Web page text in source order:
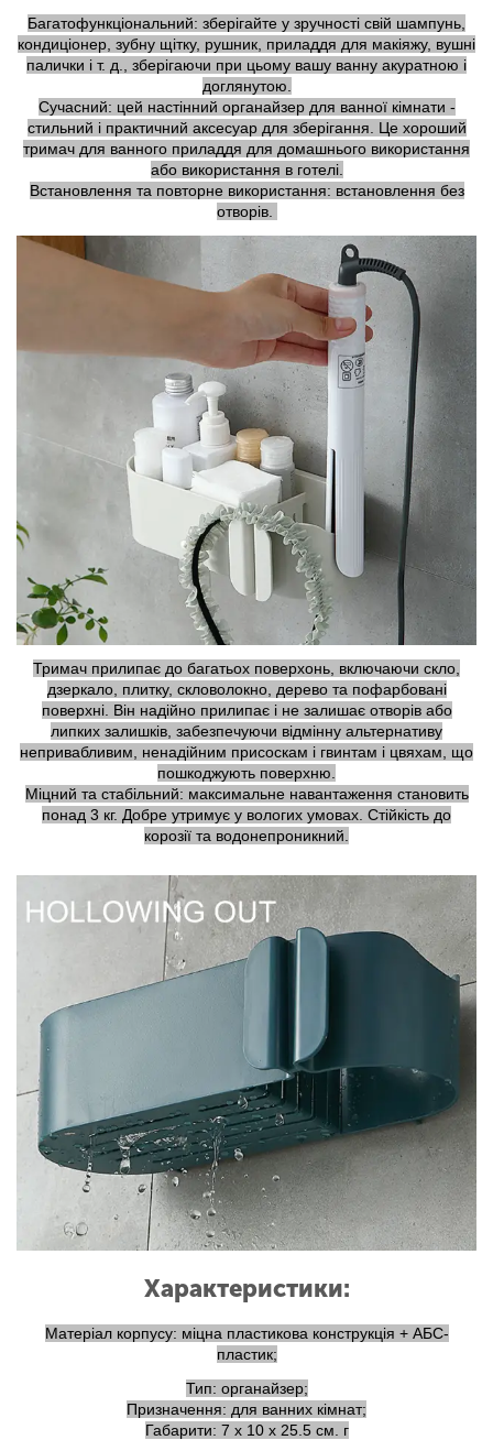
Багатофункціональний: зберігайте у зручності свій шампунь,
кондиціонер, зубну щітку, рушник, приладдя для макіяжу, вушні
палички і т. д., зберігаючи при цьому вашу ванну акуратною і
доглянутою.
Сучасний: цей настінний органайзер для ванної кімнати -
стильний і практичний аксесуар для зберігання. Це хороший
тримач для ванного приладдя для домашнього використання
або використання в готелі.
Встановлення та повторне використання: встановлення без
отворів.
Тримач прилипає до багатьох поверхонь, включаючи скло,
дзеркало, плитку, скловолокно, дерево та пофарбовані
поверхні. Він надійно прилипає і не залишає отворів або
липких залишків, забезпечуючи відмінну альтернативу
непривабливим, ненадійним присоскам і гвинтам і цвяхам, що
пошкоджують поверхню.
Міцний та стабільний: максимальне навантаження становить
понад 3 кг. Добре утримує у вологих умовах. Стійкість до
корозії та водонепроникний.
Характеристики:
Матеріал корпусу: міцна пластикова конструкція + АБС-
пластик;
Тип: органайзер;
Призначення: для ванних кімнат;
Габарити: 7 х 10 х 25.5 см. г